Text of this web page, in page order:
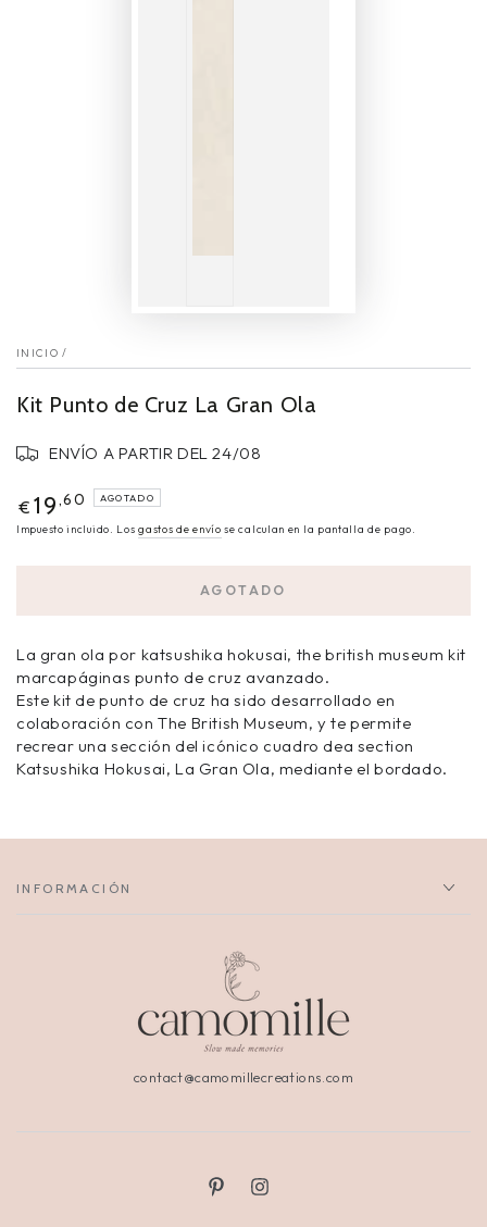
INICIO /
Kit Punto de Cruz La Gran Ola
ENVÍO A PARTIR DEL 24/08
€ 19 ,60 AGOTADO
Impuesto incluido. Losgastos de envío se calculan en la pantalla de pago.
AGOTADO
La gran ola por katsushika hokusai, the british museum kit
marcapáginas punto de cruz avanzado.
Este kit de punto de cruz ha sido desarrollado en
colaboración con The British Museum, y te permite
recrear una sección del icónico cuadro dea section
Katsushika Hokusai, La Gran Ola, mediante el bordado.
INFORMACIÓN
contact@camomillecreations.com